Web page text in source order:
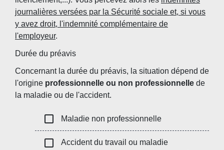
journalières versées par la Sécurité sociale et, si vous
y avez droit, l'indemnité complémentaire de
l'employeur.
Durée du préavis
Concernant la durée du préavis, la situation dépend de
l'origine professionnelle ou non professionnelle de
la maladie ou de l'accident.
check_box_outline_blank Maladie non professionnelle
check_box_outline_blank
Accident du travail ou maladie